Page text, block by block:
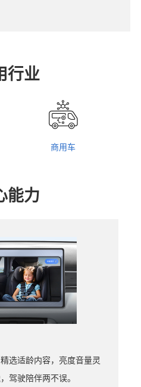
行业
商用车
能力
选适龄内容，亮度音量灵
驾驶陪伴两不误。